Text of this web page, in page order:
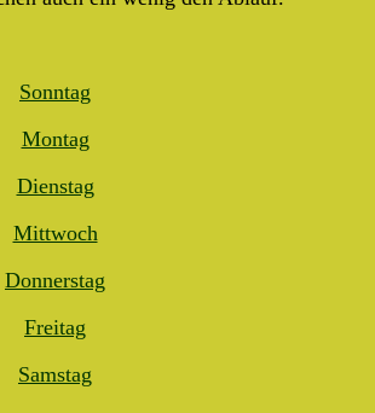
Sonntag
Montag
Dienstag
Mittwoch
Donnerstag
Freitag
Samstag